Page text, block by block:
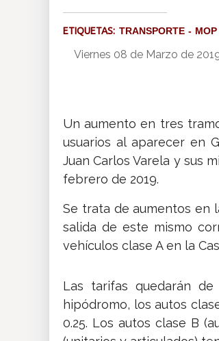
ETIQUETAS: TRANSPORTE MOP
Viernes 08 de Marzo de
Un aumento en tres
usuarios al aparecer en
Juan Carlos Varela y sus
febrero de 2019.
Se trata de aumentos en
salida de este mismo
vehículos clase A en la
Las tarifas quedarán
hipódromo, los autos
0.25. Los autos clase B